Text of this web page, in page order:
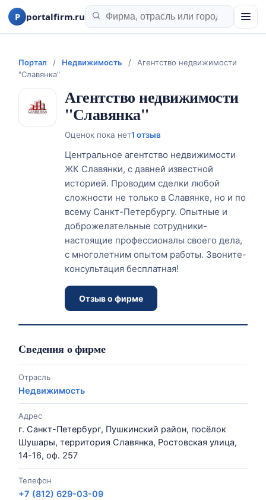
P portalfirm.ru
Портал / Недвижимость /
Агентство недвижимости
"Славянка"
Агентство недвижимости
"Славянка"
Оценок пока нет1 отзыв
Центральное агентство недвижимости
ЖК Славянки, с давней известной
историей. Проводим сделки любой
сложности не только в Славянке, но и по
всему Санкт-Петербургу. Опытные и
доброжелательные сотрудники-
настоящие профессионалы своего дела,
с многолетним опытом работы. Звоните-
консультация бесплатная!
Отзыв о фирме
Сведения о фирме
Отрасль
Недвижимость
Адрес
г. Санкт-Петербург, Пушкинский район, посёлок
Шушары, территория Славянка, Ростовская улица,
14-16, оф. 257
Телефон
+7 (812) 629-03-09